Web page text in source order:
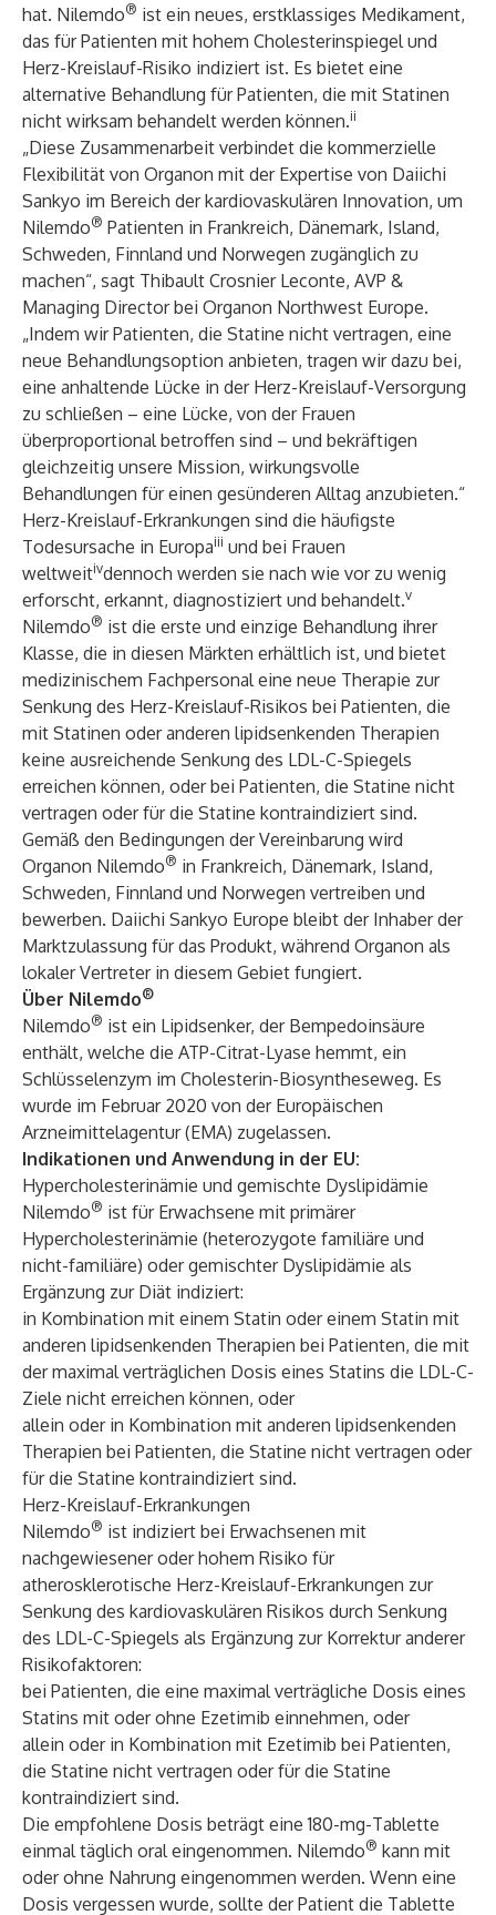
hat. Nilemdo® ist ein neues, erstklassiges Medikament,
das für Patienten mit hohem Cholesterinspiegel und
Herz-Kreislauf-Risiko indiziert ist. Es bietet eine
alternative Behandlung für Patienten, die mit Statinen
nicht wirksam behandelt werden können.ii
„Diese Zusammenarbeit verbindet die kommerzielle
Flexibilität von Organon mit der Expertise von Daiichi
Sankyo im Bereich der kardiovaskulären Innovation, um
Nilemdo® Patienten in Frankreich, Dänemark, Island,
Schweden, Finnland und Norwegen zugänglich zu
machen“, sagt Thibault Crosnier Leconte, AVP &
Managing Director bei Organon Northwest Europe.
„Indem wir Patienten, die Statine nicht vertragen, eine
neue Behandlungsoption anbieten, tragen wir dazu bei,
eine anhaltende Lücke in der Herz-Kreislauf-Versorgung
zu schließen – eine Lücke, von der Frauen
überproportional betroffen sind – und bekräftigen
gleichzeitig unsere Mission, wirkungsvolle
Behandlungen für einen gesünderen Alltag anzubieten.“
Herz-Kreislauf-Erkrankungen sind die häufigste
Todesursache in Europaiii und bei Frauen
weltweitivdennoch werden sie nach wie vor zu wenig
erforscht, erkannt, diagnostiziert und behandelt.v
Nilemdo® ist die erste und einzige Behandlung ihrer
Klasse, die in diesen Märkten erhältlich ist, und bietet
medizinischem Fachpersonal eine neue Therapie zur
Senkung des Herz-Kreislauf-Risikos bei Patienten, die
mit Statinen oder anderen lipidsenkenden Therapien
keine ausreichende Senkung des LDL-C-Spiegels
erreichen können, oder bei Patienten, die Statine nicht
vertragen oder für die Statine kontraindiziert sind.
Gemäß den Bedingungen der Vereinbarung wird
Organon Nilemdo® in Frankreich, Dänemark, Island,
Schweden, Finnland und Norwegen vertreiben und
bewerben. Daiichi Sankyo Europe bleibt der Inhaber der
Marktzulassung für das Produkt, während Organon als
lokaler Vertreter in diesem Gebiet fungiert.
Über Nilemdo®
Nilemdo® ist ein Lipidsenker, der Bempedoinsäure
enthält, welche die ATP-Citrat-Lyase hemmt, ein
Schlüsselenzym im Cholesterin-Biosyntheseweg. Es
wurde im Februar 2020 von der Europäischen
Arzneimittelagentur (EMA) zugelassen.
Indikationen und Anwendung in der EU:
Hypercholesterinämie und gemischte Dyslipidämie
Nilemdo® ist für Erwachsene mit primärer
Hypercholesterinämie (heterozygote familiäre und
nicht-familiäre) oder gemischter Dyslipidämie als
Ergänzung zur Diät indiziert:
in Kombination mit einem Statin oder einem Statin mit
anderen lipidsenkenden Therapien bei Patienten, die mit
der maximal verträglichen Dosis eines Statins die LDL-C-
Ziele nicht erreichen können, oder
allein oder in Kombination mit anderen lipidsenkenden
Therapien bei Patienten, die Statine nicht vertragen oder
für die Statine kontraindiziert sind.
Herz-Kreislauf-Erkrankungen
Nilemdo® ist indiziert bei Erwachsenen mit
nachgewiesener oder hohem Risiko für
atherosklerotische Herz-Kreislauf-Erkrankungen zur
Senkung des kardiovaskulären Risikos durch Senkung
des LDL-C-Spiegels als Ergänzung zur Korrektur anderer
Risikofaktoren:
bei Patienten, die eine maximal verträgliche Dosis eines
Statins mit oder ohne Ezetimib einnehmen, oder
allein oder in Kombination mit Ezetimib bei Patienten,
die Statine nicht vertragen oder für die Statine
kontraindiziert sind.
Die empfohlene Dosis beträgt eine 180-mg-Tablette
einmal täglich oral eingenommen. Nilemdo® kann mit
oder ohne Nahrung eingenommen werden. Wenn eine
Dosis vergessen wurde, sollte der Patient die Tablette